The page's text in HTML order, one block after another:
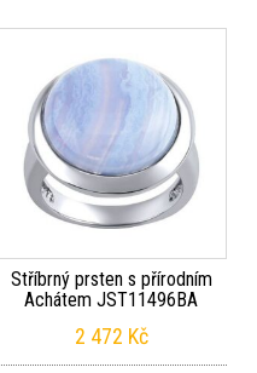
Stříbrný prsten s přírodním
Achátem JST11496BA
2 472 Kč